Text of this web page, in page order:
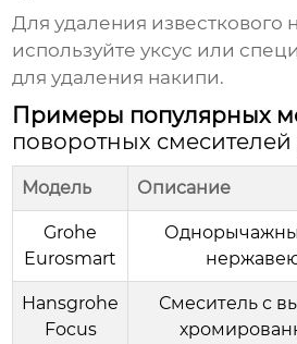
Для удаления известкового
используйте уксус или
для удаления накипи.
Примеры популярных
поворотных смесителей
Модель Описание
Grohe
Eurosmart
Hansgrohe
Focus
Смеситель с